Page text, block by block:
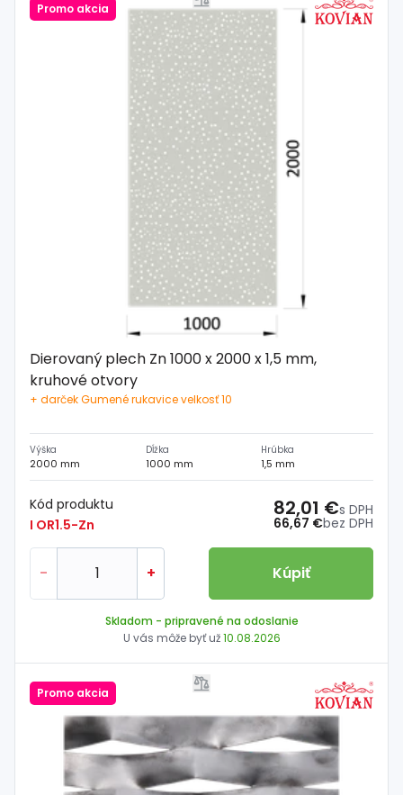
Promo akcia
Dierovaný plech Zn 1000 x 2000 x 1,5 mm,
kruhové otvory
+ darček Gumené rukavice velkosť 10
Výška
2000 mm
Dĺžka
1000 mm
Hrúbka
1,5 mm
Kód produktu
I OR1.5-Zn
66,67 €bez DPH
82,01 €s DPH
- + Kúpiť
Skladom - pripravené na odoslanie
U vás môže byť už10.08.2026
Promo akcia